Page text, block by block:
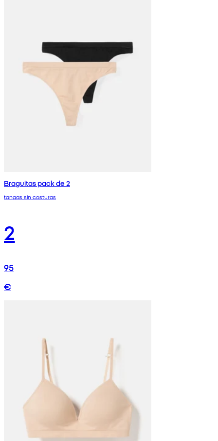
Braguitas pack de 2
tangas sin costuras
2
95
€